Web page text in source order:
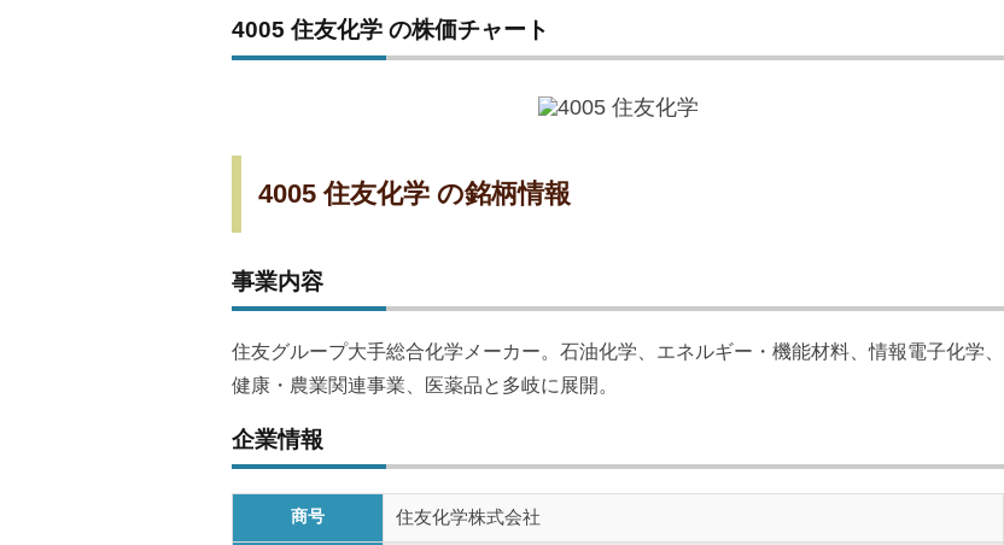
4005 住友化学 の株価チャート
4005 住友化学 の銘柄情報
事業内容
住友グループ大手総合化学メーカー。石油化学、エネルギー・機能材料、情報電子化学、
健康・農業関連事業、医薬品と多岐に展開。
企業情報
商号 住友化学株式会社